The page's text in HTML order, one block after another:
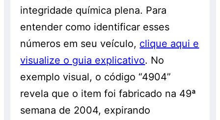
integridade química plena. Para
entender como identificar esses
números em seu veículo, clique aqui e
visualize o guia explicativo. No
exemplo visual, o código “4904”
revela que o item foi fabricado na 49ª
semana de 2004, expirando